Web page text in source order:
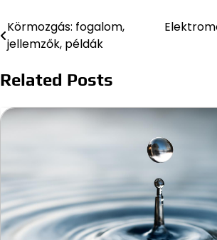
Bejegyzés
navigáció
Körmozgás: fogalom,
jellemzők, példák
Related Posts